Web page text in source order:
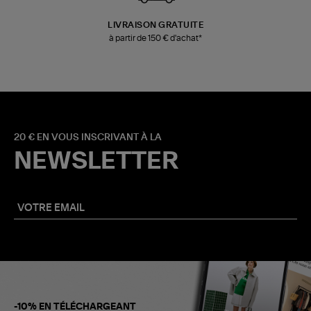
LIVRAISON GRATUITE
à partir de 150 € d'achat*
20 € EN VOUS INSCRIVANT À LA
NEWSLETTER
-10% EN TÉLÉCHARGEANT